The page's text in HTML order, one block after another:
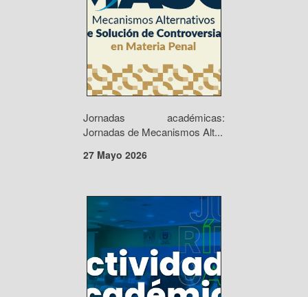
Jornadas académicas:
Jornadas de Mecanismos Alt...
27 Mayo 2026